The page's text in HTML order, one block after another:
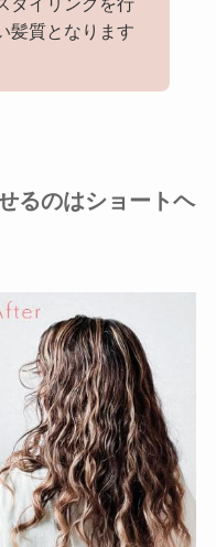
髪質となります
るのはショートヘ